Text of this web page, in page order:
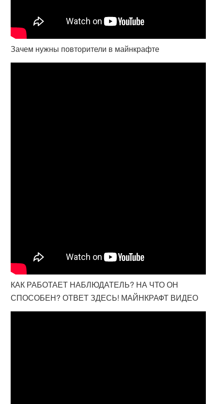
Зачем нужны повторители в майнкрафте
КАК РАБОТАЕТ НАБЛЮДАТЕЛЬ? НА ЧТО ОН
СПОСОБЕН? ОТВЕТ ЗДЕСЬ! МАЙНКРАФТ ВИДЕО